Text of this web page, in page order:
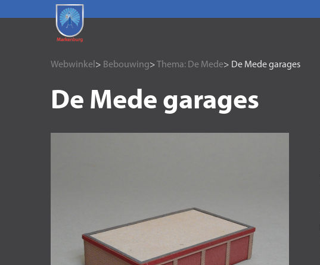
Webwinkel > Bebouwing> Thema: De Mede> De Mede garages
De Mede garages